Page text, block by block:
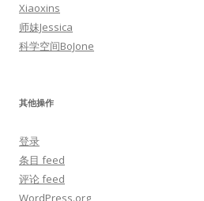
Xiaoxins
师妹Jessica
科学空间BoJone
其他操作
登录
条目 feed
评论 feed
WordPress.org